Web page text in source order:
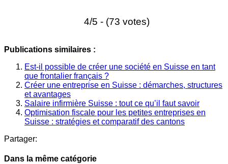
4/5 - (73 votes)
Publications similaires :
Est-il possible de créer une société en Suisse en tant
que frontalier français ?
Créer une entreprise en Suisse : démarches, structures
et avantages
Salaire infirmière Suisse : tout ce qu’il faut savoir
Optimisation fiscale pour les petites entreprises en
Suisse : stratégies et comparatif des cantons
Partager:
Dans la même catégorie